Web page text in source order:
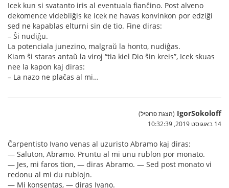
Icek kun si svatanto iris al eventuala fianĉino. Post alveno
dekomence videbliĝis ke Icek ne havas konvinkon por edziĝi
sed ne kapablas elturni sin de tio. Fine diras:
– Ŝi nudiĝu.
La potenciala junezino, malgraŭ la honto, nudiĝas.
Kiam ŝi staras antaŭ la viroj “tia kiel Dio ŝin kreis”, Icek skuas
nee la kapon kaj diras:
– La nazo ne plaĉas al mi…
IgorSokoloff (הצגת פרופיל)
14 באוגוסט 2019, 10:32:39
Ĉarpentisto Ivano venas al uzuristo Abramo kaj diras:
— Saluton, Abramo. Pruntu al mi unu rublon por monato.
— Jes, mi faros tion, — diras Abramo. — Sed post monato vi
redonu al mi du rublojn.
— Mi konsentas, — diras Ivano.